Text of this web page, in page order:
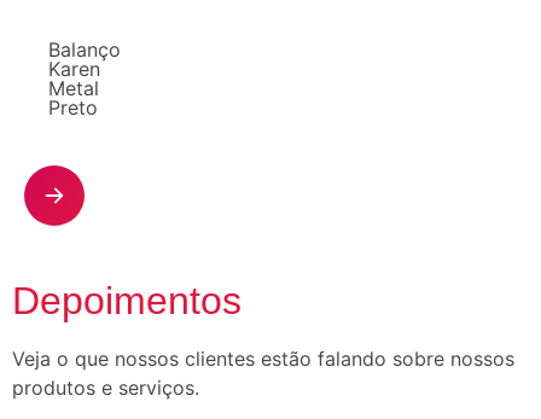
Balanço
Karen
Metal
Preto
Depoimentos
Veja o que nossos clientes estão falando sobre nossos
produtos e serviços.